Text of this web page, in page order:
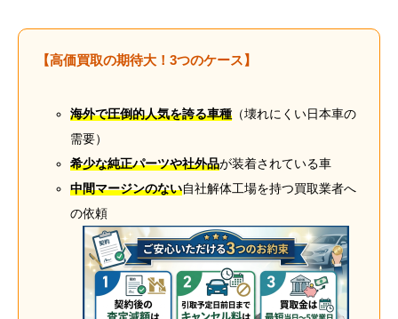
【高価買取の期待大！3つのケース】
海外で圧倒的人気を誇る車種 （壊れにくい日本車の
需要）
希少な純正パーツや社外品が装着されている車
中間マージンのない自社解体工場を持つ買取業者へ
の依頼